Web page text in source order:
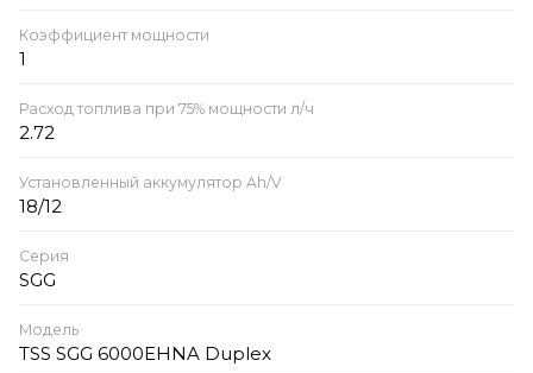
Коэффициент мощности
1
Расход топлива при 75% мощности л/ч
2.72
Установленный аккумулятор Ah/V
18/12
Серия
SGG
Модель
TSS SGG 6000EHNA Duplex